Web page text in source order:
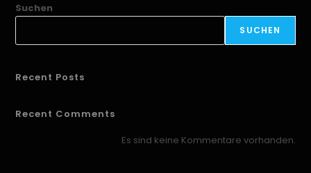
Suchen
SUCHEN
Recent Posts
Recent Comments
Es sind keine Kommentare vorhanden.